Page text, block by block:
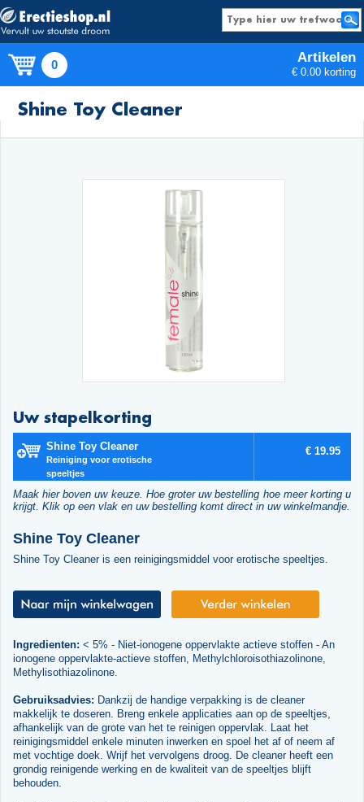
0 Artikelen
€ 0.00 korting
Shine Toy Cleaner
Uw stapelkorting
Shine Toy Cleaner
Reiniging voor erotische
speeltjes
€ 19.95
Maak hier boven uw keuze. Hoe groter uw bestelling hoe meer korting u
krijgt. Klik op een vlak en uw bestelling komt direct in uw winkelmandje.
Shine Toy Cleaner
Shine Toy Cleaner is een reinigingsmiddel voor erotische speeltjes.
Ingredienten: < 5% - Niet-ionogene oppervlakte actieve stoffen - An
ionogene oppervlakte-actieve stoffen, Methylchloroisothiazolinone,
Methylisothiazolinone.
Gebruiksadvies: Dankzij de handige verpakking is de cleaner
makkelijk te doseren. Breng enkele applicaties aan op de speeltjes,
afhankelijk van de grote van het te reinigen oppervlak. Laat het
reinigingsmiddel enkele minuten inwerken en spoel het af of neem af
met vochtige doek. Wrijf het vervolgens droog. De cleaner heeft een
grondig reinigende werking en de kwaliteit van de speeltjes blijft
behouden.